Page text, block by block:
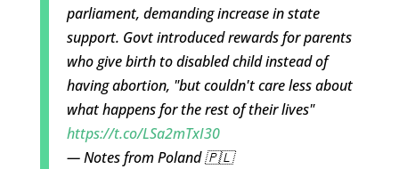
parliament, demanding increase in state
support. Govt introduced rewards for parents
who give birth to disabled child instead of
having abortion, "but couldn't care less about
what happens for the rest of their lives"
https://t.co/LSa2mTxI30
— Notes from Poland 🇵🇱